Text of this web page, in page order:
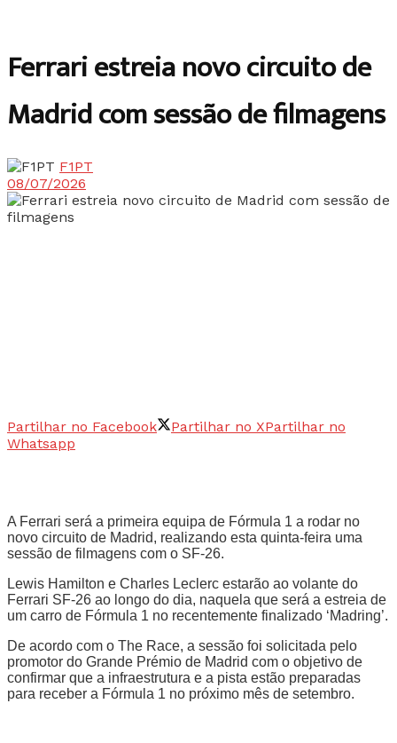
Ferrari estreia novo circuito de
Madrid com sessão de filmagens
F1PT
08/07/2026
Partilhar no Facebook Partilhar no XPartilhar no
Whatsapp
A Ferrari será a primeira equipa de Fórmula 1 a rodar no
novo circuito de Madrid, realizando esta quinta-feira uma
sessão de filmagens com o SF-26.
Lewis Hamilton e Charles Leclerc estarão ao volante do
Ferrari SF-26 ao longo do dia, naquela que será a estreia de
um carro de Fórmula 1 no recentemente finalizado ‘Madring’.
De acordo com o The Race, a sessão foi solicitada pelo
promotor do Grande Prémio de Madrid com o objetivo de
confirmar que a infraestrutura e a pista estão preparadas
para receber a Fórmula 1 no próximo mês de setembro.